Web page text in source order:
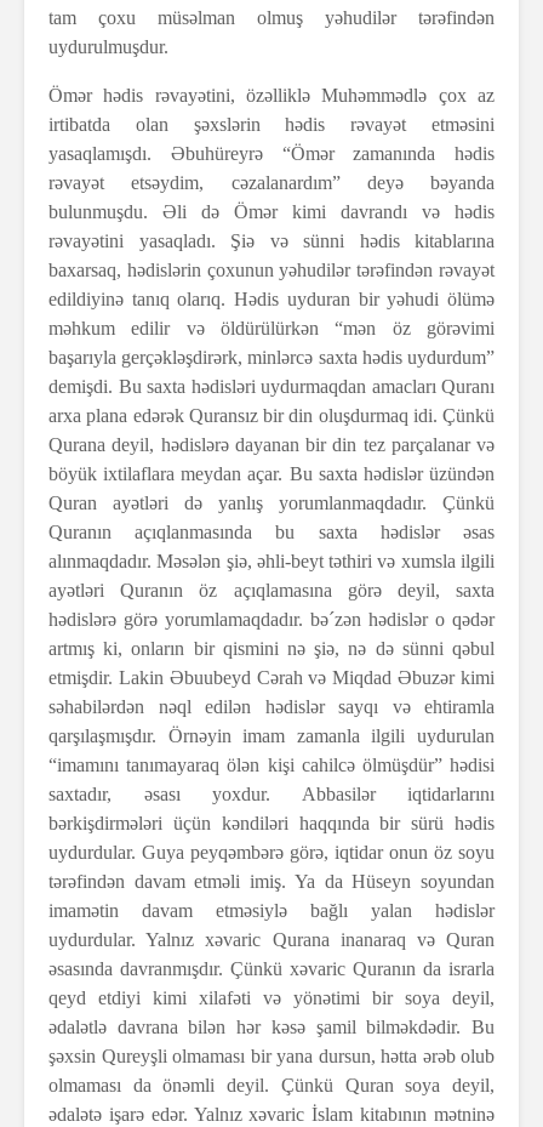
tam çoxu müsəlman olmuş yəhudilər tərəfindən
uydurulmuşdur.
Ömər hədis rəvayətini, özəlliklə Muhəmmədlə çox az
irtibatda olan şəxslərin hədis rəvayət etməsini
yasaqlamışdı. Əbuhüreyrə “Ömər zamanında hədis
rəvayət etsəydim, cəzalanardım” deyə bəyanda
bulunmuşdu. Əli də Ömər kimi davrandı və hədis
rəvayətini yasaqladı. Şiə və sünni hədis kitablarına
baxarsaq, hədislərin çoxunun yəhudilər tərəfindən rəvayət
edildiyinə tanıq olarıq. Hədis uyduran bir yəhudi ölümə
məhkum edilir və öldürülürkən “mən öz görəvimi
başarıyla gerçəkləşdirərk, minlərcə saxta hədis uydurdum”
demişdi. Bu saxta hədisləri uydurmaqdan amacları Quranı
arxa plana edərək Quransız bir din oluşdurmaq idi. Çünkü
Qurana deyil, hədislərə dayanan bir din tez parçalanar və
böyük ixtilaflara meydan açar. Bu saxta hədislər üzündən
Quran ayətləri də yanlış yorumlanmaqdadır. Çünkü
Quranın açıqlanmasında bu saxta hədislər əsas
alınmaqdadır. Məsələn şiə, əhli-beyt təthiri və xumsla ilgili
ayətləri Quranın öz açıqlamasına görə deyil, saxta
hədislərə görə yorumlamaqdadır. bə´zən hədislər o qədər
artmış ki, onların bir qismini nə şiə, nə də sünni qəbul
etmişdir. Lakin Əbuubeyd Cərah və Miqdad Əbuzər kimi
səhabilərdən nəql edilən hədislər sayqı və ehtiramla
qarşılaşmışdır. Örnəyin imam zamanla ilgili uydurulan
“imamını tanımayaraq ölən kişi cahilcə ölmüşdür” hədisi
saxtadır, əsası yoxdur. Abbasilər iqtidarlarını
bərkişdirmələri üçün kəndiləri haqqında bir sürü hədis
uydurdular. Guya peyqəmbərə görə, iqtidar onun öz soyu
tərəfindən davam etməli imiş. Ya da Hüseyn soyundan
imamətin davam etməsiylə bağlı yalan hədislər
uydurdular. Yalnız xəvaric Qurana inanaraq və Quran
əsasında davranmışdır. Çünkü xəvaric Quranın da israrla
qeyd etdiyi kimi xilafəti və yönətimi bir soya deyil,
ədalətlə davrana bilən hər kəsə şamil bilməkdədir. Bu
şəxsin Qureyşli olmaması bir yana dursun, hətta ərəb olub
olmaması da önəmli deyil. Çünkü Quran soya deyil,
ədalətə işarə edər. Yalnız xəvaric İslam kitabının mətninə